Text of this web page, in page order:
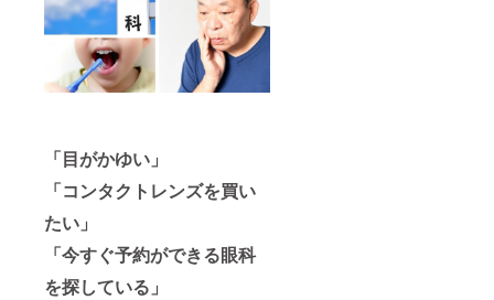
「目がかゆい」
「コンタクトレンズを買い
たい」
「今すぐ予約ができる眼科
を探している」